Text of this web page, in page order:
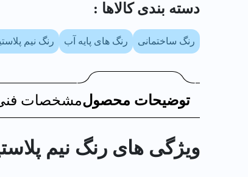
دسته بندی کالا‌ها :
رنگ ساختمانی رنگ های پایه آب رنگ نیم
توضیحات محصولمشخصات
ویژگی های رنگ نیم پلاستیک